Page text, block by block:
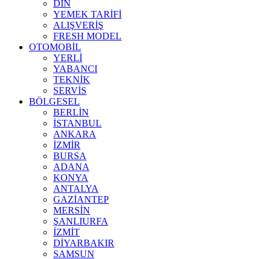
DİN
YEMEK TARİFİ
ALIŞVERİŞ
FRESH MODEL
OTOMOBİL
YERLİ
YABANCI
TEKNİK
SERVİS
BÖLGESEL
BERLİN
İSTANBUL
ANKARA
İZMİR
BURSA
ADANA
KONYA
ANTALYA
GAZİANTEP
MERSİN
ŞANLIURFA
İZMİT
DİYARBAKIR
SAMSUN